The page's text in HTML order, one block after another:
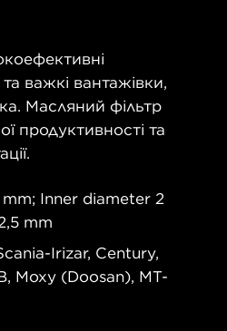
важкі вантажівки,
Масляний фільтр
продуктивності та
Inner diameter 2
mm
Irizar, Century,
Moxy (Doosan), MT-